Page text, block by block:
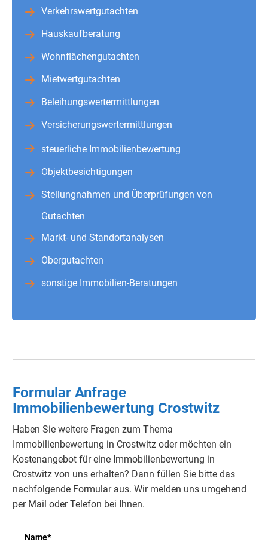
Verkehrswertgutachten
Hauskaufberatung
Wohnflächengutachten
Mietwertgutachten
Beleihungswertermittlungen
Versicherungswertermittlungen
steuerliche Immobilienbewertung
Objektbesichtigungen
Stellungnahmen und Überprüfungen von
Gutachten
Markt- und Standortanalysen
Obergutachten
sonstige Immobilien-Beratungen
Formular Anfrage
Immobilienbewertung Crostwitz
Haben Sie weitere Fragen zum Thema
Immobilienbewertung in Crostwitz oder möchten ein
Kostenangebot für eine Immobilienbewertung in
Crostwitz von uns erhalten? Dann füllen Sie bitte das
nachfolgende Formular aus. Wir melden uns umgehend
per Mail oder Telefon bei Ihnen.
Name*